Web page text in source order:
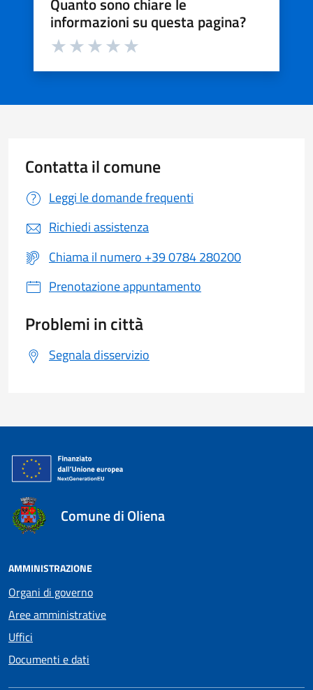
informazioni su questa pagina?
Valuta da 1 a 5 stelle la pagina
Contatta il comune
Leggi le domande frequenti
Richiedi assistenza
Chiama il numero +39 0784 280200
Prenotazione appuntamento
Problemi in città
Segnala disservizio
Comune di Oliena
AMMINISTRAZIONE
Organi di governo
Aree amministrative
Uffici
Documenti e dati